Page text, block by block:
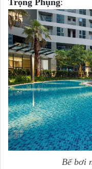
Trọng Phụng:
Bể bơi